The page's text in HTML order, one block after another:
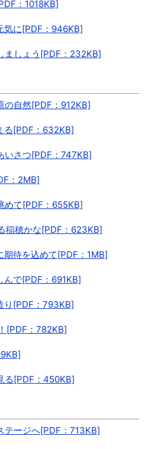
：1018KB]
気に[PDF：946KB]
ましょう[PDF：232KB]
の自然[PDF：912KB]
る[PDF：632KB]
いさつ[PDF：747KB]
：2MB]
めて[PDF：655KB]
稲穂かな[PDF：623KB]
期待を込めて[PDF：1MB]
んで[PDF：691KB]
[PDF：793KB]
[PDF：782KB]
る[PDF：450KB]
テージへ[PDF：713KB]